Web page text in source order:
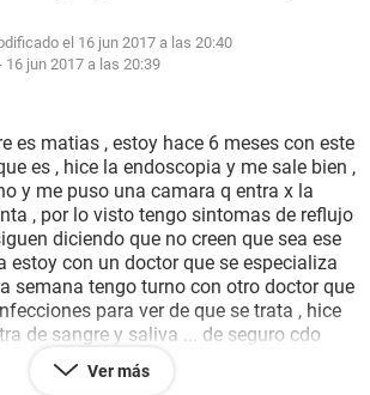
el 16 jun 2017 a las 20:40
16 jun 2017 a las 20:39
es matias , estoy hace 6 meses con este
es , hice la endoscopia y me sale bien ,
y me puso una camara q entra x la
, por lo visto tengo sintomas de reflujo
diciendo que no creen que sea ese
estoy con un doctor que se especializa
semana tengo turno con otro doctor que
para ver de que se trata , hice
de sangre y saliva ... de seguro cdo
va a salir todo normal y quedare como
la vida con este problema... si alguien
Ver más